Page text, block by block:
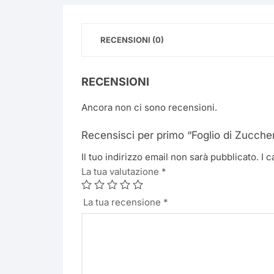
RECENSIONI (0)
RECENSIONI
Ancora non ci sono recensioni.
Recensisci per primo “Foglio di
Il tuo indirizzo email non sarà pubblicato. I
La tua valutazione *
La tua recensione *